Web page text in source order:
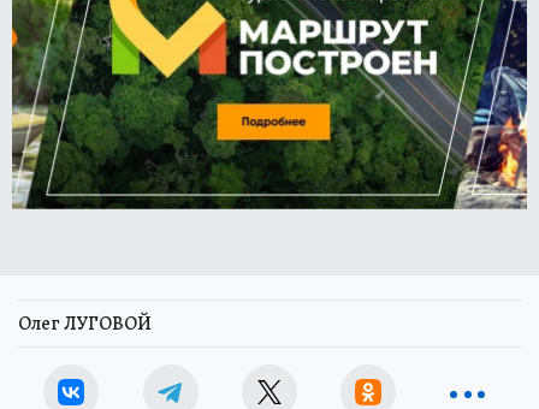
Олег ЛУГОВОЙ